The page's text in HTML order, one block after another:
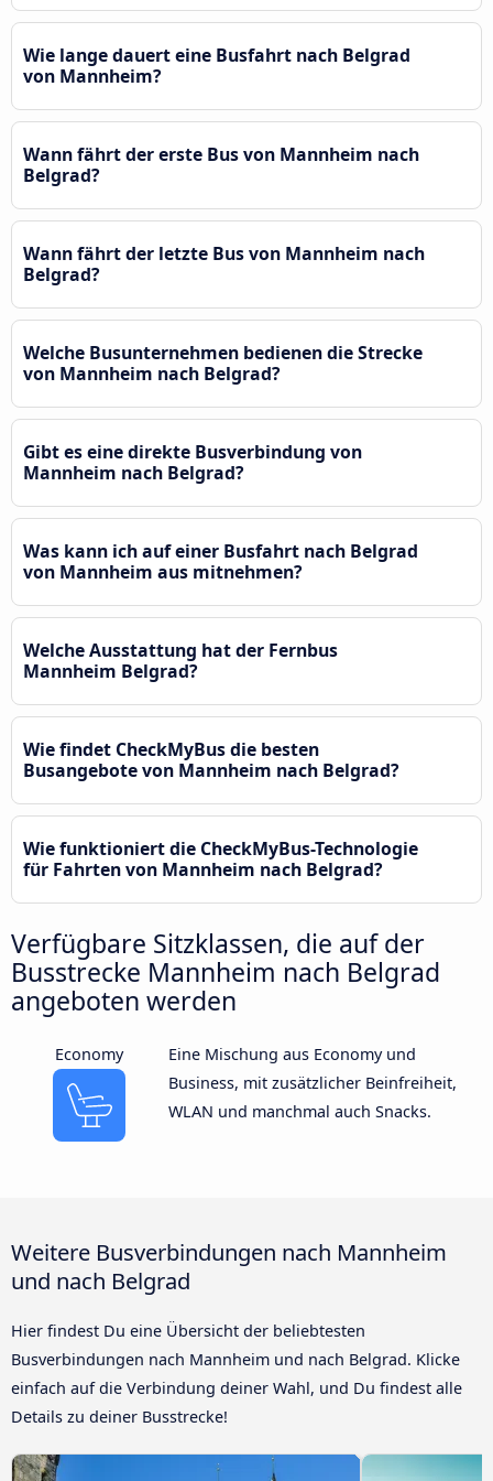
Wie lange dauert eine Busfahrt nach Belgrad
von Mannheim?
Wann fährt der erste Bus von Mannheim nach
Belgrad?
Wann fährt der letzte Bus von Mannheim nach
Belgrad?
Welche Busunternehmen bedienen die Strecke
von Mannheim nach Belgrad?
Gibt es eine direkte Busverbindung von
Mannheim nach Belgrad?
Was kann ich auf einer Busfahrt nach Belgrad
von Mannheim aus mitnehmen?
Welche Ausstattung hat der Fernbus
Mannheim Belgrad?
Wie findet CheckMyBus die besten
Busangebote von Mannheim nach Belgrad?
Wie funktioniert die CheckMyBus-Technologie
für Fahrten von Mannheim nach Belgrad?
Verfügbare Sitzklassen, die auf der
Busstrecke Mannheim nach Belgrad
angeboten werden
Economy
Eine Mischung aus Economy und
Business, mit zusätzlicher Beinfreiheit,
WLAN und manchmal auch Snacks.
Weitere Busverbindungen nach Mannheim
und nach Belgrad
Hier findest Du eine Übersicht der beliebtesten
Busverbindungen nach Mannheim und nach Belgrad. Klicke
einfach auf die Verbindung deiner Wahl, und Du findest alle
Details zu deiner Busstrecke!